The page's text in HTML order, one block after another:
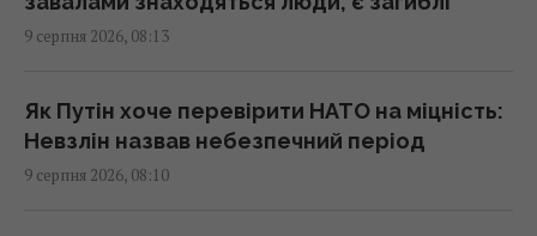
08:20 неділя, 09 серпня 2026
Росія завдала по Одесі масованого удару:
немає світла та води, багато
постраждалих
9 серпня 2026, 08:13
Як Путін хоче перевірити НАТО на міцність:
Невзлін назвав небезпечний період
9 серпня 2026, 08:10